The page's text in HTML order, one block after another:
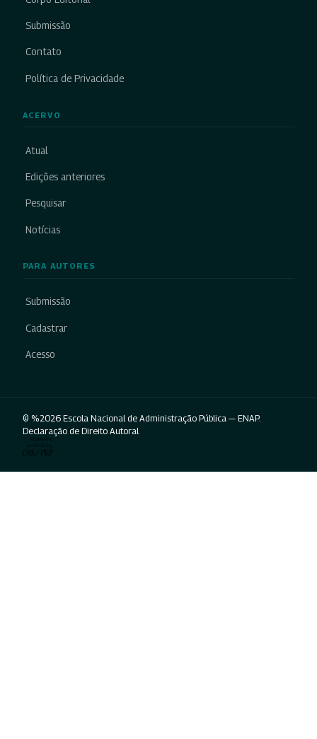
Submissão
Contato
Política de Privacidade
ACERVO
Atual
Edições anteriores
Pesquisar
Notícias
PARA AUTORES
Submissão
Cadastrar
Acesso
© %2026 Escola Nacional de Administração Pública — ENAP.
Declaração de Direito Autoral